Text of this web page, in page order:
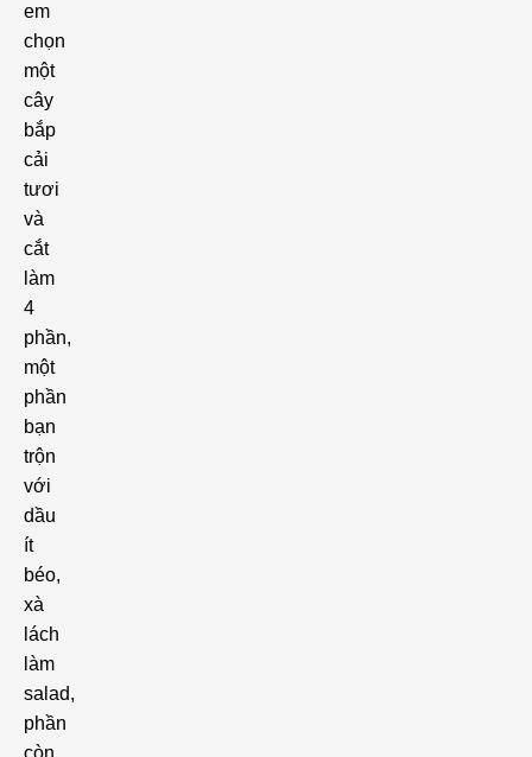
em
chọn
một
cây
bắp
cải
tươi
và
cắt
làm
4
phần,
một
phần
bạn
trộn
với
dầu
ít
béo,
xà
lách
làm
salad,
phần
còn